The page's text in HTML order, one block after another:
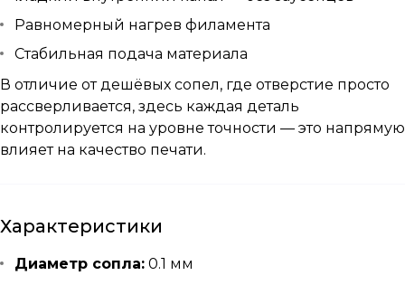
Равномерный нагрев филамента
Стабильная подача материала
В отличие от дешёвых сопел, где отверстие просто
рассверливается, здесь каждая деталь
контролируется на уровне точности — это напрямую
влияет на качество печати.
Характеристики
Диаметр сопла: 0.1 мм